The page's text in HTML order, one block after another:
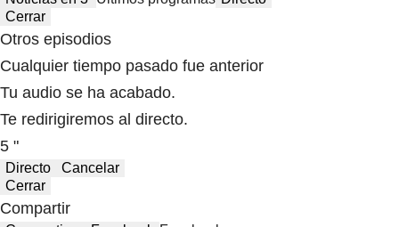
Cerrar
Otros episodios
Cualquier tiempo pasado fue anterior
Tu audio se ha acabado.
Te redirigiremos al directo.
5 "
Directo
Cancelar
Cerrar
Compartir